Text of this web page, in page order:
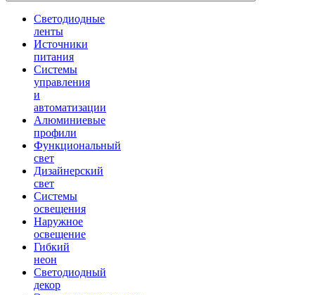
Светодиодные
ленты
Источники
питания
Системы
управления
и
автоматизации
Алюминиевые
профили
Функциональный
свет
Дизайнерский
свет
Системы
освещения
Наружное
освещение
Гибкий
неон
Светодиодный
декор